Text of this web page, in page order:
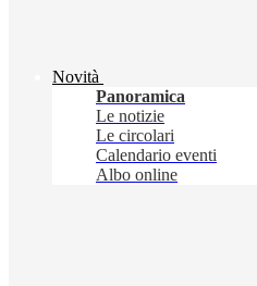
Novità
Panoramica
Le notizie
Le circolari
Calendario eventi
Albo online